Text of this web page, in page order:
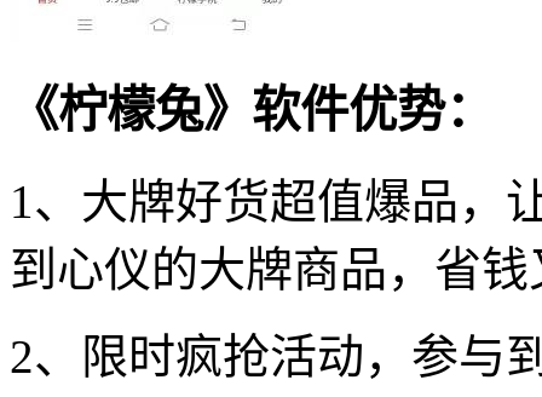
《柠檬兔》软件优势：
1、大牌好货超值爆品，
到心仪的大牌商品，省
2、限时疯抢活动，参与